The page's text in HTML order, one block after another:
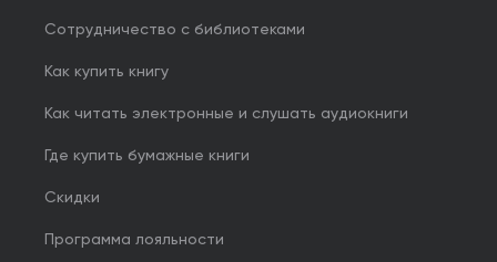
Сотрудничество с библиотеками
Как купить книгу
Как читать электронные и слушать аудиокниги
Где купить бумажные книги
Скидки
Программа лояльности